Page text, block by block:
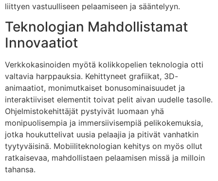
liittyen vastuulliseen pelaamiseen ja sääntelyyn.
Teknologian Mahdollistamat
Innovaatiot
Verkkokasinoiden myötä kolikkopelien teknologia otti
valtavia harppauksia. Kehittyneet grafiikat, 3D-
animaatiot, monimutkaiset bonusominaisuudet ja
interaktiiviset elementit toivat pelit aivan uudelle tasolle.
Ohjelmistokehittäjät pystyivät luomaan yhä
monipuolisempia ja immersiivisempiä pelikokemuksia,
jotka houkuttelivat uusia pelaajia ja pitivät vanhatkin
tyytyväisinä. Mobiiliteknologian kehitys on myös ollut
ratkaisevaa, mahdollistaen pelaamisen missä ja milloin
tahansa.